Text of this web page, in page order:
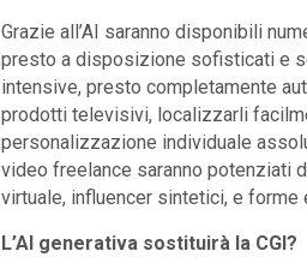
Grazie all’AI saranno disponibili
presto a disposizione sofisticati e
intensive, presto completamente
prodotti televisivi, localizzarli
personalizzazione individuale
video freelance saranno potenziati
virtuale, influencer sintetici, e
L’AI generativa sostituirà la CGI?